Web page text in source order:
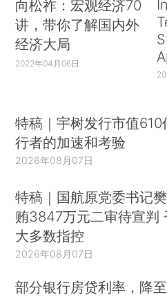
向松祚：宏观经济70
讲，带你了解国内外
经济大局
2022年04月06日
特稿｜宇树发行市值610
行者的加速和考验
2026年08月07日
特稿｜国航原党委书记
贿3847万元二审待宣判
大多数指控
2026年08月07日
部分银行房贷利率，降